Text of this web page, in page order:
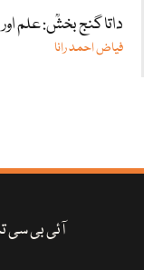
داتا گنج بخشؒ: علم
فیاض احمد رانا
آئی بی سی